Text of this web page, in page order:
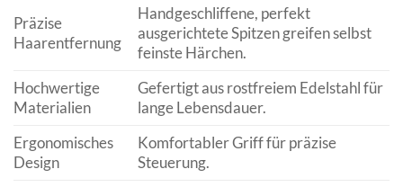
Präzise
Haarentfernung
Handgeschliffene, perfekt
ausgerichtete Spitzen greifen selbst
feinste Härchen.
Hochwertige
Materialien
Gefertigt aus rostfreiem Edelstahl für
lange Lebensdauer.
Ergonomisches
Design
Komfortabler Griff für präzise
Steuerung.